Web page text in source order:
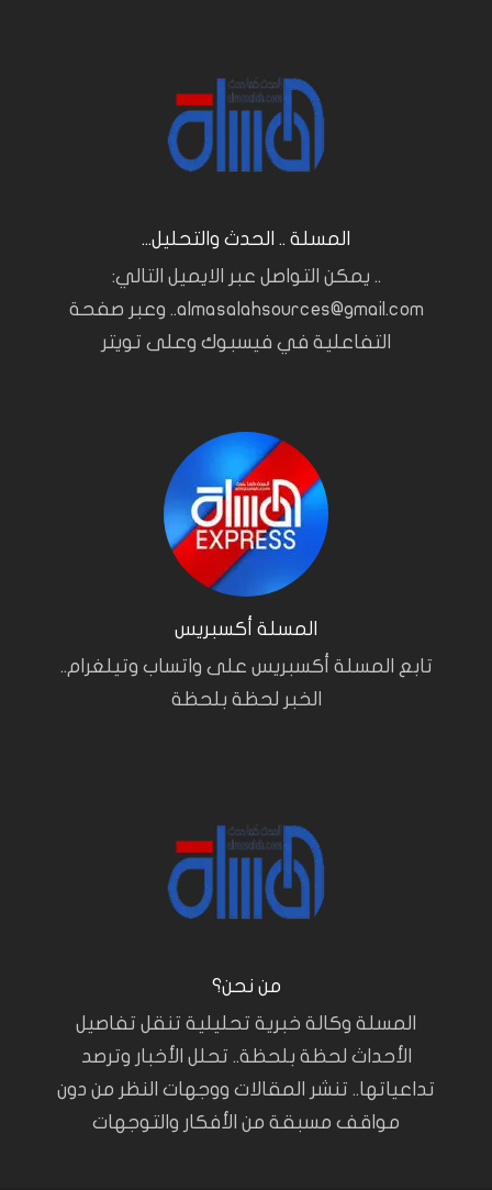
المسلة .. الحدث والتحليل...
.. يمكن التواصل عبر الايميل التالي:
almasalahsources@gmail.com.. وعبر صفحة
التفاعلية في فيسبوك وعلى تويتر
المسلة أكسبريس
تابع المسلة أكسبريس على واتساب وتيلغرام..
الخبر لحظة بلحظة
من نحن؟
المسلة وكالة خبرية تحليلية تنقل تفاصيل
الأحداث لحظة بلحظة.. تحلل الأخبار وترصد
تداعياتها.. تنشر المقالات ووجهات النظر من دون
مواقف مسبقة من الأفكار والتوجهات